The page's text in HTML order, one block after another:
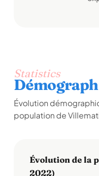
Statistics
Évolution
population de
Évolution de la
2022)